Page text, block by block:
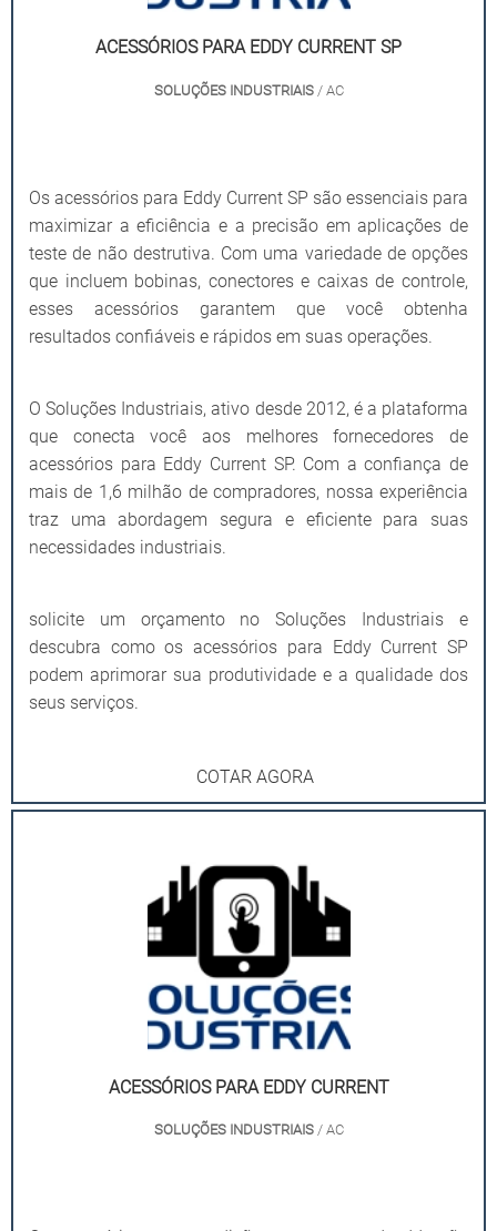
ACESSÓRIOS PARA EDDY CURRENT SP
SOLUÇÕES INDUSTRIAIS/ AC
Os acessórios para Eddy Current SP são essenciais para
maximizar a eficiência e a precisão em aplicações de
teste de não destrutiva. Com uma variedade de opções
que incluem bobinas, conectores e caixas de controle,
esses acessórios garantem que você obtenha
resultados confiáveis e rápidos em suas operações.
O Soluções Industriais, ativo desde 2012, é a plataforma
que conecta você aos melhores fornecedores de
acessórios para Eddy Current SP. Com a confiança de
mais de 1,6 milhão de compradores, nossa experiência
traz uma abordagem segura e eficiente para suas
necessidades industriais.
solicite um orçamento no Soluções Industriais e
descubra como os acessórios para Eddy Current SP
podem aprimorar sua produtividade e a qualidade dos
seus serviços.
COTAR AGORA
ACESSÓRIOS PARA EDDY CURRENT
SOLUÇÕES INDUSTRIAIS/ AC